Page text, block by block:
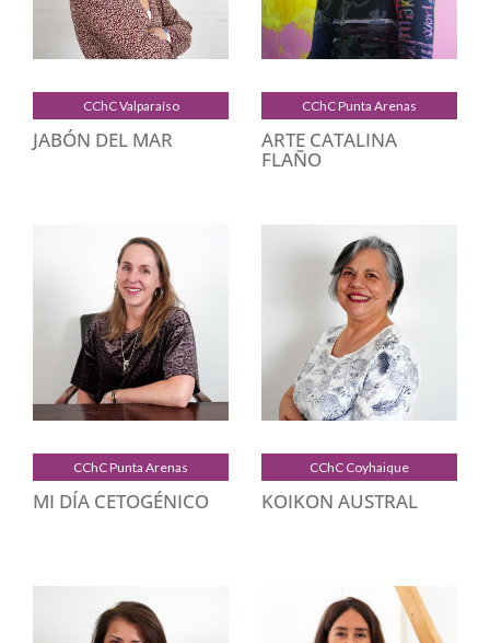
CChC Valparaíso
JABÓN DEL MAR
CChC Punta Arenas
ARTE CATALINA
FLAÑO
CChC Punta Arenas
MI DÍA CETOGÉNICO
CChC Coyhaique
KOIKON AUSTRAL